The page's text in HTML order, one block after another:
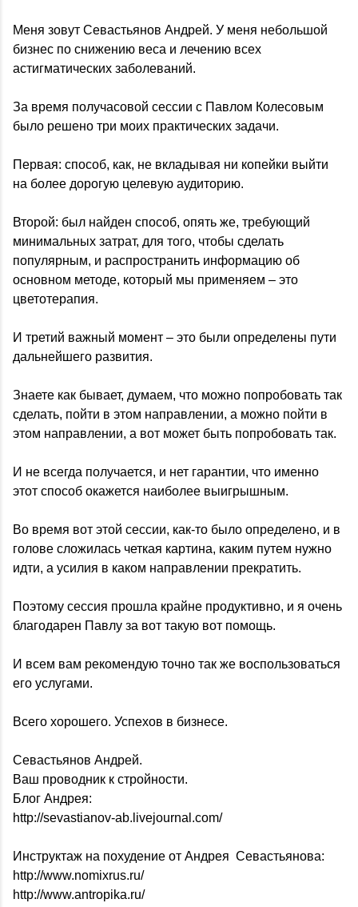
Меня зовут Севастьянов Андрей. У меня небольшой
бизнес по снижению веса и лечению всех
астигматических заболеваний.
За время получасовой сессии с Павлом Колесовым
было решено три моих практических задачи.
Первая: способ, как, не вкладывая ни копейки выйти
на более дорогую целевую аудиторию.
Второй: был найден способ, опять же, требующий
минимальных затрат, для того, чтобы сделать
популярным, и распространить информацию об
основном методе, который мы применяем – это
цветотерапия.
И третий важный момент – это были определены пути
дальнейшего развития.
Знаете как бывает, думаем, что можно попробовать так
сделать, пойти в этом направлении, а можно пойти в
этом направлении, а вот может быть попробовать так.
И не всегда получается, и нет гарантии, что именно
этот способ окажется наиболее выигрышным.
Во время вот этой сессии, как-то было определено, и в
голове сложилась четкая картина, каким путем нужно
идти, а усилия в каком направлении прекратить.
Поэтому сессия прошла крайне продуктивно, и я очень
благодарен Павлу за вот такую вот помощь.
И всем вам рекомендую точно так же воспользоваться
его услугами.
Всего хорошего. Успехов в бизнесе.
Севастьянов Андрей.
Ваш проводник к стройности.
Блог Андрея:
http://sevastianov-ab.livejournal.com/
Инструктаж на похудение от Андрея Севастьянова:
http://www.nomixrus.ru/
http://www.antropika.ru/